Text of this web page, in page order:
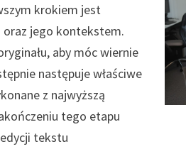
krokiem jest
oraz jego kontekstem.
aby móc wiernie
następuje właściwe
z najwyższą
tego etapu
tekstu